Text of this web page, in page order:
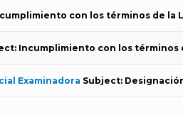
con los términos de la
Incumplimiento con los términos
Examinadora Subject: